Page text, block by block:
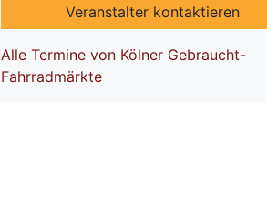
Veranstalter kontaktieren
Alle Termine von Kölner Gebraucht-
Fahrradmärkte